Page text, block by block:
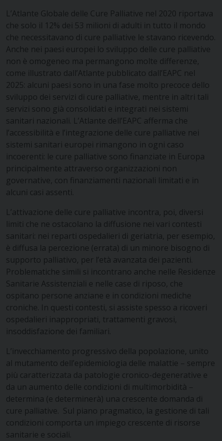
L’Atlante Globale delle Cure Palliative nel 2020 riportava
che solo il 12% dei 53 milioni di adulti in tutto il mondo
che necessitavano di cure palliative le stavano ricevendo.
Anche nei paesi europei lo sviluppo delle cure palliative
non è omogeneo ma permangono molte differenze,
come illustrato dall’Atlante pubblicato dall’EAPC nel
2025: alcuni paesi sono in una fase molto precoce dello
sviluppo dei servizi di cure palliative, mentre in altri tali
servizi sono già consolidati e integrati nei sistemi
sanitari nazionali. L’Atlante dell’EAPC afferma che
l’accessibilità e l’integrazione delle cure palliative nei
sistemi sanitari europei rimangono in ogni caso
incoerenti: le cure palliative sono finanziate in Europa
principalmente attraverso organizzazioni non
governative, con finanziamenti nazionali limitati e in
alcuni casi assenti.
L’attivazione delle cure palliative incontra, poi, diversi
limiti che ne ostacolano la diffusione nei vari contesti
sanitari: nei reparti ospedalieri di geriatria, per esempio,
è diffusa la percezione (errata) di un minore bisogno di
supporto palliativo, per l’età avanzata dei pazienti.
Problematiche simili si incontrano anche nelle Residenze
Sanitarie Assistenziali e nelle case di riposo, che
ospitano persone anziane e in condizioni mediche
croniche. In questi contesti, si assiste spesso a ricoveri
ospedalieri inappropriati, trattamenti gravosi,
insoddisfazione dei familiari.
L’invecchiamento progressivo della popolazione, unito
al mutamento dell’epidemiologia delle malattie – sempre
più caratterizzata da patologie cronico-degenerative e
da un aumento delle condizioni di multimorbidità –
determina (e determinerà) una crescente domanda di
cure palliative. Sul piano pragmatico, la gestione di tali
condizioni comporta un impiego crescente di risorse
sanitarie e sociali.